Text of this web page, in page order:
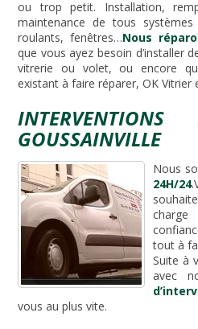
ou trop petit. Installation,
maintenance de tous
roulants, fenêtres…Nous
que vous ayez besoin d’installer
vitrerie ou volet, ou encore
existant à faire réparer, OK Vitrier
GOUSSAINVILLE
Nous
24H/24
tout à
Suite à
avec
vous au plus vite.